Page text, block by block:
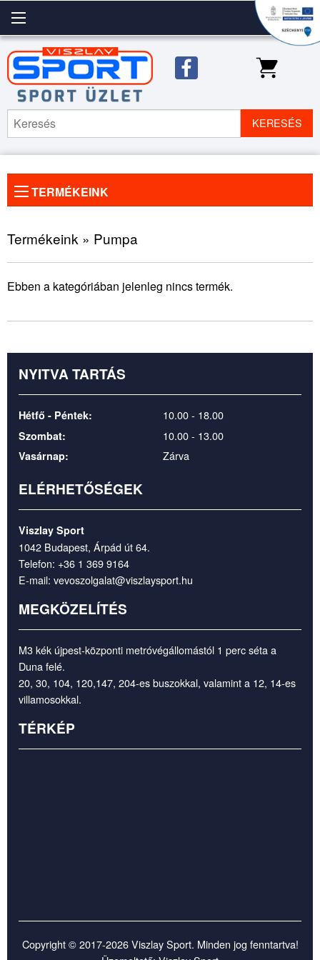
KERESÉS
TERMÉKEINK
kép
Termékeink » Pumpa
Ebben a kategóriában jelenleg nincs termék.
NYITVA TARTÁS
Hétfő - Péntek: 10.00 - 18.00
Szombat: 10.00 - 13.00
Vasárnap: Zárva
ELÉRHETŐSÉGEK
Viszlay Sport
1042 Budapest, Árpád út 64.
Telefon: +36 1 369 9164
E-mail: vevoszolgalat@viszlaysport.hu
MEGKÖZELÍTÉS
M3 kék újpest-központi metróvégállomástól 1 perc séta a
Duna felé.
20, 30, 104, 120,147, 204-es buszokkal, valamint a 12, 14-es
villamosokkal.
TÉRKÉP
Copyright © 2017-2026 Viszlay Sport. Minden jog fenntartva!